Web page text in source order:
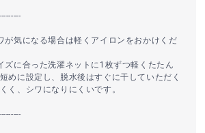
が気になる場合は軽くアイロンをおかけくだ
ズに合った洗濯ネットに1枚ずつ軽くたたん
めに設定し、脱水後はすぐに干していただく
く、シワになりにくいです。